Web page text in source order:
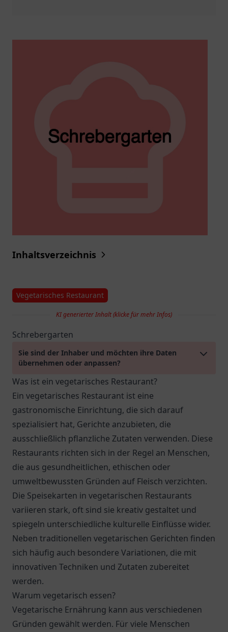
Inhaltsverzeichnis
Vegetarisches Restaurant
KI generierter Inhalt (klicke für mehr Infos)
Schrebergarten
Sie sind der Inhaber und möchten ihre Daten
übernehmen oder anpassen?
Was ist ein vegetarisches Restaurant?
Ein vegetarisches Restaurant ist eine
gastronomische Einrichtung, die sich darauf
spezialisiert hat, Gerichte anzubieten, die
ausschließlich pflanzliche Zutaten verwenden. Diese
Restaurants richten sich in der Regel an Menschen,
die aus gesundheitlichen, ethischen oder
umweltbewussten Gründen auf Fleisch verzichten.
Die Speisekarten in vegetarischen Restaurants
variieren stark, oft sind sie kreativ gestaltet und
spiegeln unterschiedliche kulturelle Einflüsse wider.
Neben traditionellen vegetarischen Gerichten finden
sich häufig auch besondere Variationen, die mit
innovativen Techniken und Zutaten zubereitet
werden.
Warum vegetarisch essen?
Vegetarische Ernährung kann aus verschiedenen
Gründen gewählt werden. Für viele Menschen